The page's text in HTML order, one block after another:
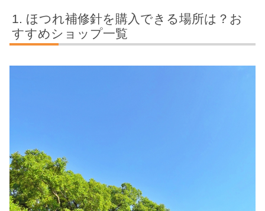
ほつれ補修針を購入できる場所は？お
すすめショップ一覧